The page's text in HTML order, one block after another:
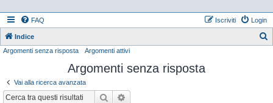
FAQ Login
Iscriviti
Indice
Argomenti senza risposta Argomenti attivi
Argomenti senza risposta
Vai alla ricerca avanzata
Cerca